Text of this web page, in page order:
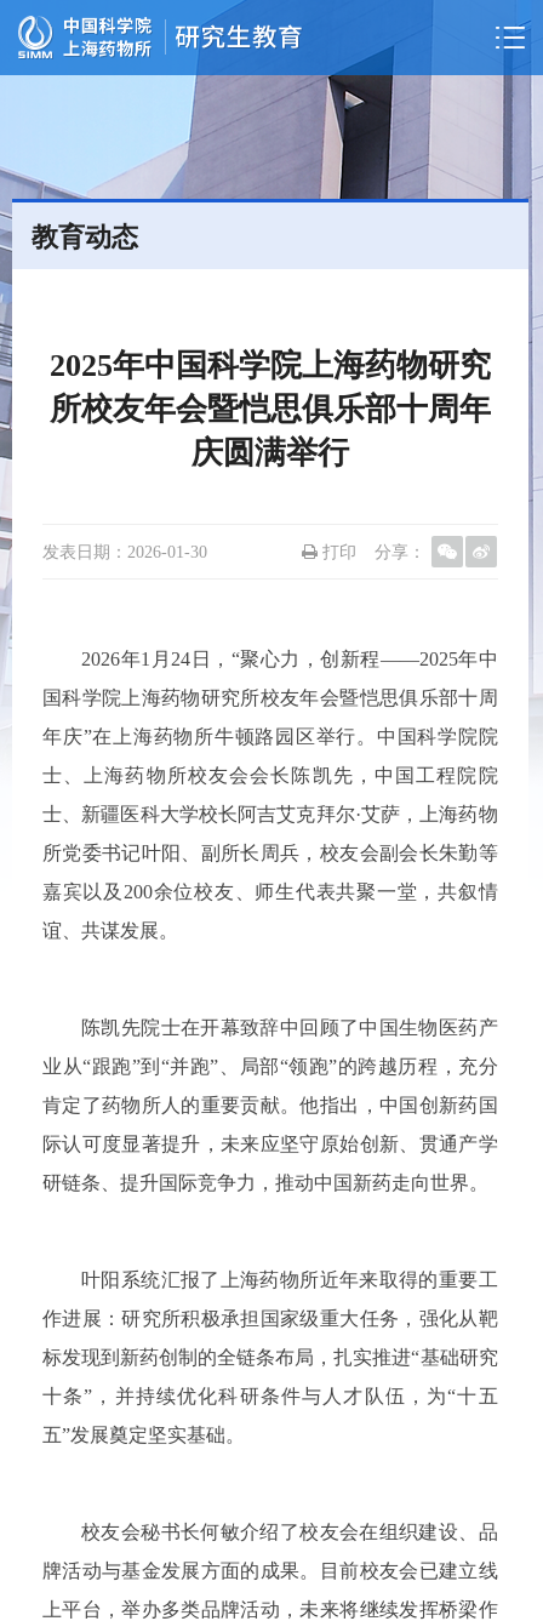
教育动态
2025年中国科学院上海药物研究
所校友年会暨恺思俱乐部十周年
庆圆满举行
发表日期： 2026-01-30 分享：
打印
2026年1月24日，“聚心力，创新程——2025年中
国科学院上海药物研究所校友年会暨恺思俱乐部十周
年庆”在上海药物所牛顿路园区举行。中国科学院院
士、上海药物所校友会会长陈凯先，中国工程院院
士、新疆医科大学校长阿吉艾克拜尔·艾萨，上海药物
所党委书记叶阳、副所长周兵，校友会副会长朱勤等
嘉宾以及200余位校友、师生代表共聚一堂，共叙情
谊、共谋发展。
陈凯先院士在开幕致辞中回顾了中国生物医药产
业从“跟跑”到“并跑”、局部“领跑”的跨越历程，充分
肯定了药物所人的重要贡献。他指出，中国创新药国
际认可度显著提升，未来应坚守原始创新、贯通产学
研链条、提升国际竞争力，推动中国新药走向世界。
叶阳系统汇报了上海药物所近年来取得的重要工
作进展：研究所积极承担国家级重大任务，强化从靶
标发现到新药创制的全链条布局，扎实推进“基础研究
十条”，并持续优化科研条件与人才队伍，为“十五
五”发展奠定坚实基础。
校友会秘书长何敏介绍了校友会在组织建设、品
牌活动与基金发展方面的成果。目前校友会已建立线
上平台，举办多类品牌活动，未来将继续发挥桥梁作